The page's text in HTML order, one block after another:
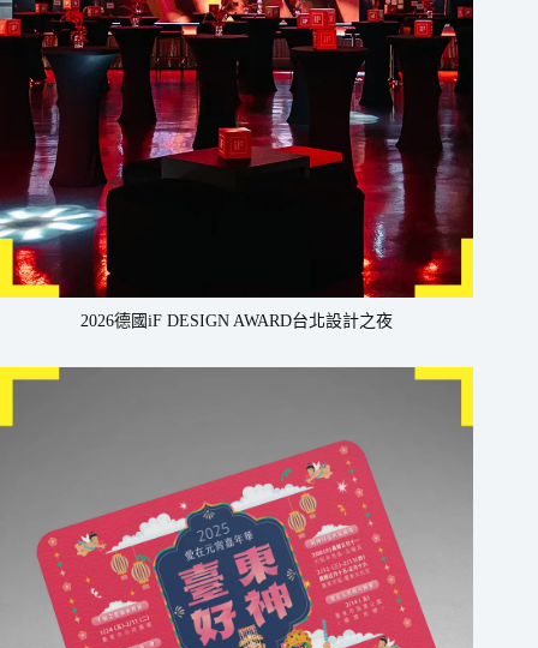
2026德國iF DESIGN AWARD台北設計之夜